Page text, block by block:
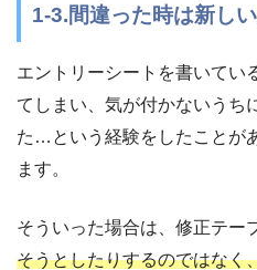
1-3.間違った時は新し
エントリーシートを書いてい
てしまい、気が付かないうち
た…という経験をしたことが
ます。
そういった場合は、修正テー
そうとしたりするのではなく